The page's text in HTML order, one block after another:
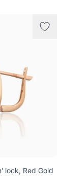
lock, Red Gold